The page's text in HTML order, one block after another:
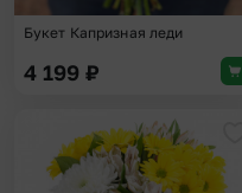
Букет Капризная леди
4 199 ₽